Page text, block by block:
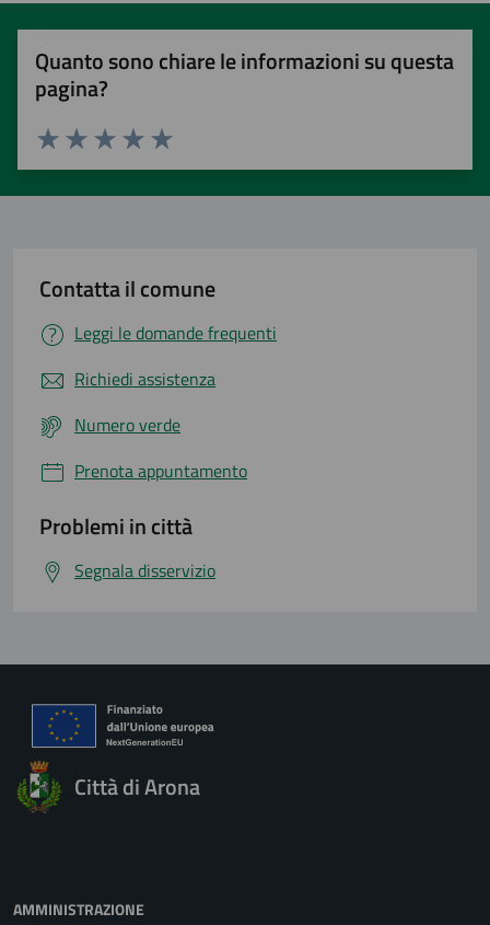
Quanto sono chiare le informazioni su questa
pagina?
Valuta 5 stelle su 5
Valuta 4 stelle su 5
Valuta 3 stelle su 5
Valuta 2 stelle su 5
Valuta 1 stelle su 5
Contatta il comune
Leggi le domande frequenti
Richiedi assistenza
Numero verde
Prenota appuntamento
Problemi in città
Segnala disservizio
Città di Arona
AMMINISTRAZIONE